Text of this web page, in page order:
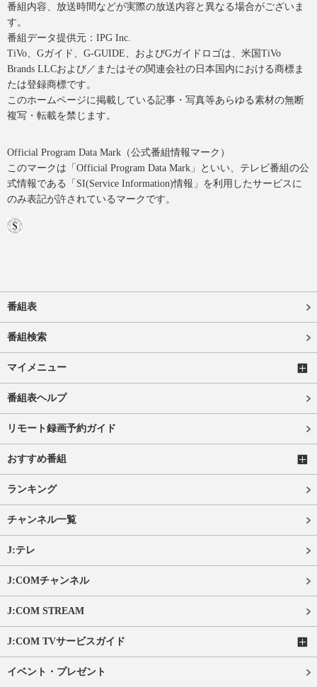
番組内容、放送時間などが実際の放送内容と異なる場合がございま
す。
番組データ提供元：IPG Inc.
TiVo、Gガイド、G-GUIDE、およびGガイドロゴは、米国TiVo
Brands LLCおよび／またはその関連会社の日本国内における商標ま
たは登録商標です。
このホームページに掲載している記事・写真等あらゆる素材の無断
複写・転載を禁じます。
Official Program Data Mark（公式番組情報マーク）
このマークは「Official Program Data Mark」といい、テレビ番組の公
式情報である「SI(Service Information)情報」を利用したサービスに
のみ表記が許されているマークです。
番組表
番組検索
マイメニュー
番組表ヘルプ
リモート録画予約ガイド
おすすめ番組
ランキング
チャンネル一覧
J:テレ
J:COMチャンネル
J:COM STREAM
J:COM TVサービスガイド
イベント・プレゼント